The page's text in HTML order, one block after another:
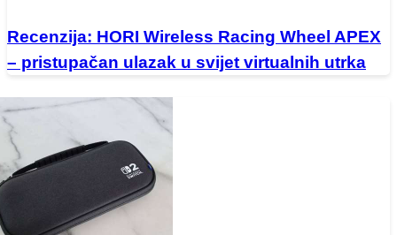
Recenzija: HORI Wireless Racing Wheel APEX
– pristupačan ulazak u svijet virtualnih utrka